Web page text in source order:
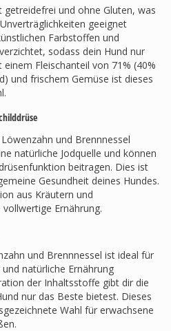
und ohne Gluten, was
geeignet
Farbstoffen und
sodass dein Hund nur
Fleischanteil von 71% (40%
und frischem Gemüse ist dieses
und Brennnessel
natürliche Jodquelle und können
beitragen. Dies ist
Gesundheit deines Hundes.
aus Kräutern und
Ernährung.
und Brennnessel ist ideal für
natürliche Ernährung
der Inhaltsstoffe gibt dir die
nur das Beste bietest. Dieses
Wahl für erwachsene